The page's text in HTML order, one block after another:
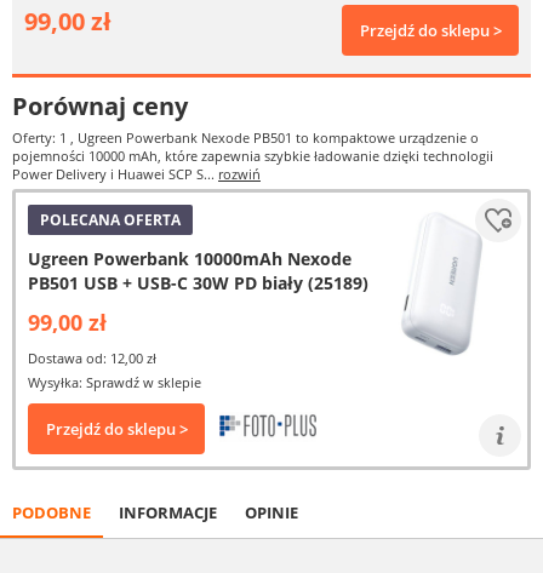
99,00 zł Przejdź do sklepu >
Porównaj ceny
Oferty: 1 , Ugreen Powerbank Nexode PB501 to kompaktowe urządzenie o
pojemności 10000 mAh, które zapewnia szybkie ładowanie dzięki technologii
Power Delivery i Huawei SCP S... rozwiń
POLECANA OFERTA
Ugreen Powerbank 10000mAh Nexode
PB501 USB + USB-C 30W PD biały (25189)
99,00 zł
Dostawa od: 12,00 zł
Wysyłka: Sprawdź w sklepie
Przejdź do sklepu >
PODOBNE INFORMACJE OPINIE